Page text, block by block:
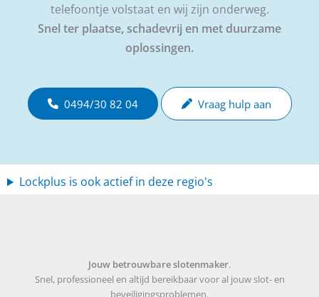
telefoontje volstaat en wij zijn onderweg.
Snel ter plaatse, schadevrij en met duurzame
oplossingen.
0494/30 82 04 Vraag hulp aan
Lockplus is ook actief in deze regio's
Jouw betrouwbare slotenmaker.
Snel, professioneel en altijd bereikbaar voor al jouw slot- en
beveiligingsproblemen.